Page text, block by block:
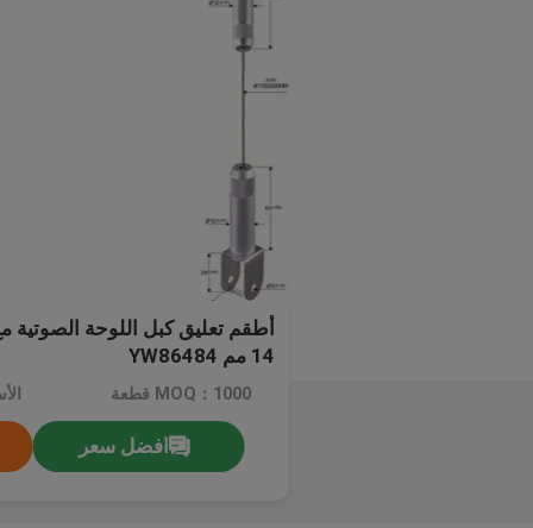
14 مم YW86484
MOQ：1000 قطعة
افضل سعر